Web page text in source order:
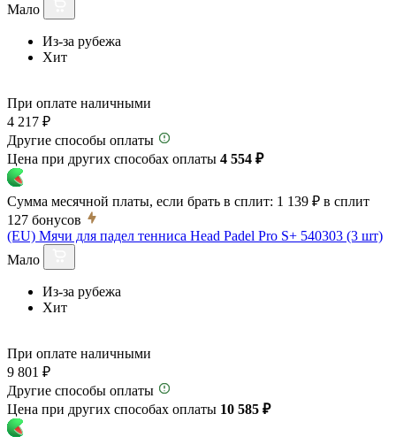
Мало
Из-за рубежа
Хит
При оплате наличными
4 217 ₽
Другие способы оплаты
Цена при других способах оплаты 4 554 ₽
Сумма месячной платы, если брать в сплит: 1 139 ₽ в сплит
127 бонусов
(EU) Мячи для падел тенниса Head Padel Pro S+ 540303 (3 шт)
Мало
Из-за рубежа
Хит
При оплате наличными
9 801 ₽
Другие способы оплаты
Цена при других способах оплаты 10 585 ₽